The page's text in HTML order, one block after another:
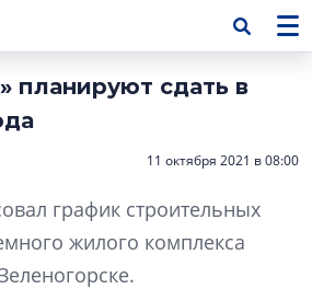
планируют сдать в
11 октября 2021 в 08:00
график строительных
жилого комплекса